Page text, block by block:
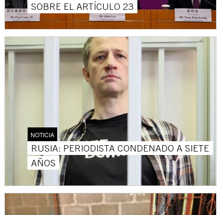
SOBRE EL ARTÍCULO 23
NOTICIA
RUSIA: PERIODISTA CONDENADO A SIETE
AÑOS